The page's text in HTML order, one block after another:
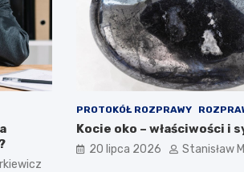
PROTOKÓŁ ROZPRAWY
Kocie oko – właściwości i
20 lipca 2026 Stanisław